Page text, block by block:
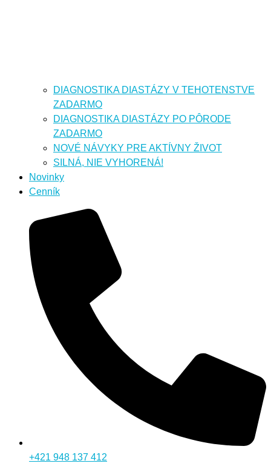
DIAGNOSTIKA DIASTÁZY V TEHOTENSTVE
ZADARMO
DIAGNOSTIKA DIASTÁZY PO PÔRODE
ZADARMO
NOVÉ NÁVYKY PRE AKTÍVNY ŽIVOT
SILNÁ, NIE VYHORENÁ!
Novinky
Cenník
+421 948 137 412